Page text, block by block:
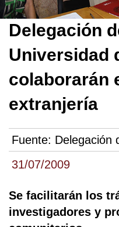
31/07/2009
Delegación
Universidad
colaborarán
extranjería
Fuente: Delegación
Se facilitarán los
investigadores y